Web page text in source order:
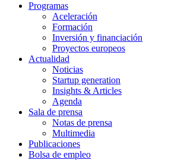
Programas
Aceleración
Formación
Inversión y financiación
Proyectos europeos
Actualidad
Noticias
Startup generation
Insights & Articles
Agenda
Sala de prensa
Notas de prensa
Multimedia
Publicaciones
Bolsa de empleo